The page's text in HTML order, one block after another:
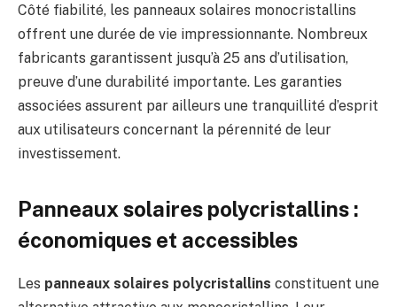
Côté fiabilité, les panneaux solaires monocristallins
offrent une durée de vie impressionnante. Nombreux
fabricants garantissent jusqu’à 25 ans d’utilisation,
preuve d’une durabilité importante. Les garanties
associées assurent par ailleurs une tranquillité d’esprit
aux utilisateurs concernant la pérennité de leur
investissement.
Panneaux solaires polycristallins :
économiques et accessibles
Les panneaux solaires polycristallins constituent une